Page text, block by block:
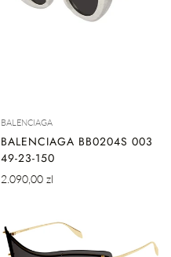
BALENCIAGA
BALENCIAGA BB0204S 003
49-23-150
Cena
2.090,00 zl